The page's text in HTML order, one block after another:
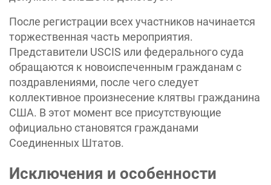
После регистрации всех участников начинается
торжественная часть мероприятия.
Представители USCIS или федерального суда
обращаются к новоиспеченным гражданам с
поздравлениями, после чего следует
коллективное произнесение клятвы гражданина
США. В этот момент все присутствующие
официально становятся гражданами
Соединенных Штатов.
Исключения и особенности